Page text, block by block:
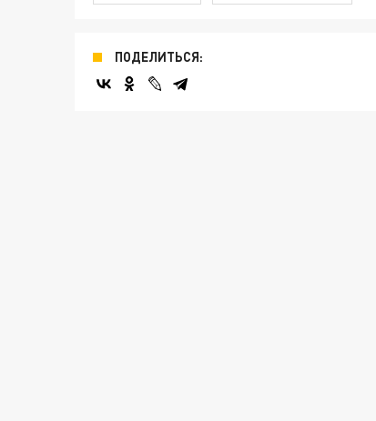
ПОДЕЛИТЬСЯ: